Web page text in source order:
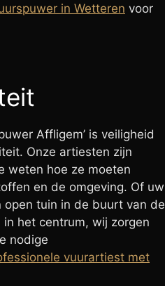
in Wetteren voor
Affligem’ is veiligheid
Onze artiesten zijn
weten hoe ze moeten
en de omgeving. Of uw
tuin in de buurt van de
het centrum, wij zorgen
nodige
vuurartiest met